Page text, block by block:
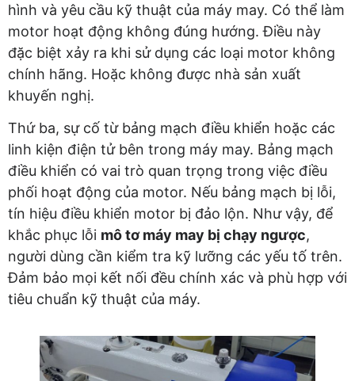
hình và yêu cầu kỹ thuật của máy may. Có thể làm
motor hoạt động không đúng hướng. Điều này
đặc biệt xảy ra khi sử dụng các loại motor không
chính hãng. Hoặc không được nhà sản xuất
khuyến nghị.
Thứ ba, sự cố từ bảng mạch điều khiển hoặc các
linh kiện điện tử bên trong máy may. Bảng mạch
điều khiển có vai trò quan trọng trong việc điều
phối hoạt động của motor. Nếu bảng mạch bị lỗi,
tín hiệu điều khiển motor bị đảo lộn. Như vậy, để
khắc phục lỗi mô tơ máy may bị chạy ngược,
người dùng cần kiểm tra kỹ lưỡng các yếu tố trên.
Đảm bảo mọi kết nối đều chính xác và phù hợp với
tiêu chuẩn kỹ thuật của máy.